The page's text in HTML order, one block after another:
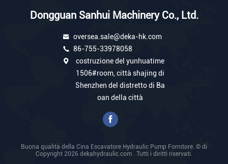
Dongguan Sanhui Machinery Co., Ltd.
oversea.sale@deka-hk.com
86-755-33978058
costruzione del yunhuatime
1506#room, città shajing di
Shenzhen del distretto di Ba
oan della città
Buona qualità della Cina Escavatore Hydraulic Pump Fornitore. © di
Copyright 2026 dekahydraulic.com . Tutti i diritti riservati.